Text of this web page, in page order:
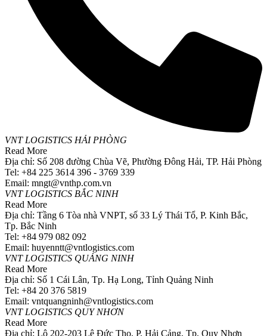
VNT LOGISTICS HẢI PHÒNG
Read More
Địa chỉ: Số 208 đường Chùa Vẽ, Phường Đông Hải, TP. Hải Phòng
Tel: +84 225 3614 396 - 3769 339
Email: mngt@vnthp.com.vn
VNT LOGISTICS BẮC NINH
Read More
Địa chỉ: Tầng 6 Tòa nhà VNPT, số 33 Lý Thái Tổ, P. Kinh Bắc,
Tp. Bắc Ninh
Tel: +84 979 082 092
Email: huyenntt@vntlogistics.com
VNT LOGISTICS QUẢNG NINH
Read More
Địa chỉ: Số 1 Cái Lân, Tp. Hạ Long, Tỉnh Quảng Ninh
Tel: +84 20 376 5819
Email: vntquangninh@vntlogistics.com
VNT LOGISTICS QUY NHƠN
Read More
Địa chỉ: Lô 202-203 Lê Đức Thọ, P. Hải Cảng, Tp. Quy Nhơn